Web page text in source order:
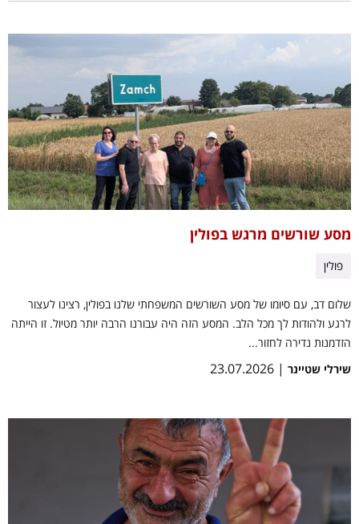
מסע שורשים מרגש בפולין
פולין
שלום דב, עם סיומו של מסע השורשים המשפחתי שלנו בפולין, רצינו לעצור
לרגע ולהודות לך מכל הלב. המסע הזה היה עבורנו הרבה יותר מטיול. זו הייתה
הזדמנות נדירה לחזור...
שירלי שטיינר | 23.07.2026